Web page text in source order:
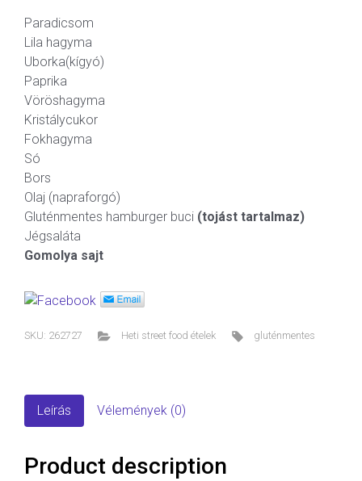
Paradicsom
Lila hagyma
Uborka(kígyó)
Paprika
Vöröshagyma
Kristálycukor
Fokhagyma
Só
Bors
Olaj (napraforgó)
Gluténmentes hamburger buci (tojást tartalmaz)
Jégsaláta
Gomolya sajt
SKU: 262727 Heti street food ételek gluténmentes
Leírás Vélemények (0)
Product description